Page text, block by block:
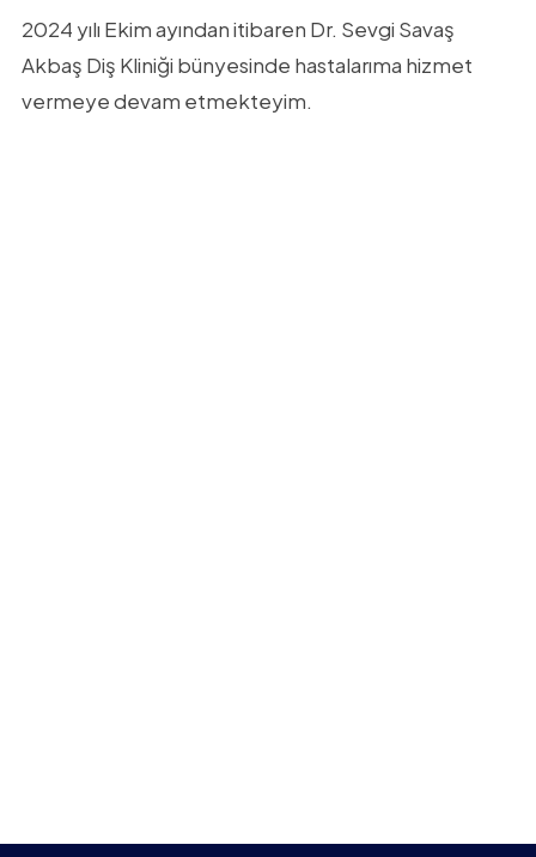
2024 yılı Ekim ayından itibaren Dr. Sevgi Savaş
Akbaş Diş Kliniği bünyesinde hastalarıma hizmet
vermeye devam etmekteyim.